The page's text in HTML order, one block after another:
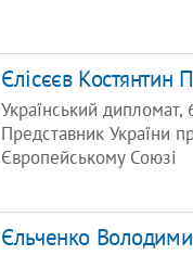
Єлісєєв Костянтин
Український дипломат,
Представник України
Європейському Союзі
Єльченко